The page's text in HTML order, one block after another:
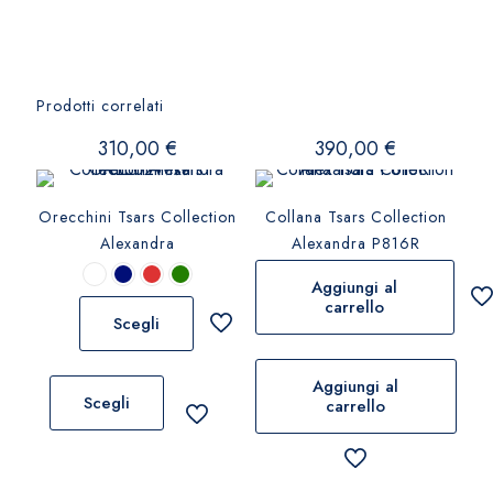
Prodotti correlati
310,00€
Orecchini Tsars Collection
Alexandra
Scegli
Scegli
390,00€
Collana Tsars Collection
Alexandra P816R
Aggiungi al
carrello
Aggiungi al
carrello